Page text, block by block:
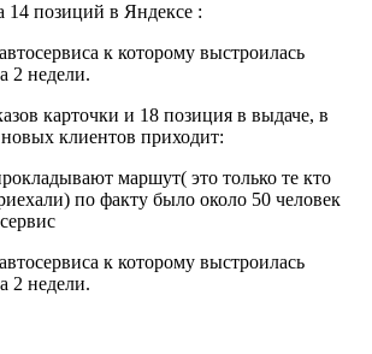
14 позиций в Яндексе :
карточки и 18 позиция в выдаче, в
клиентов приходит:
маршут( это только те кто
по факту было около 50 человек